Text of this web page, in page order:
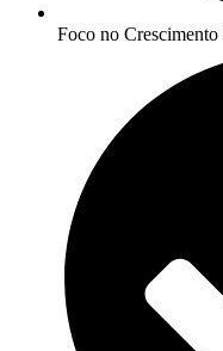
Foco no Crescimento